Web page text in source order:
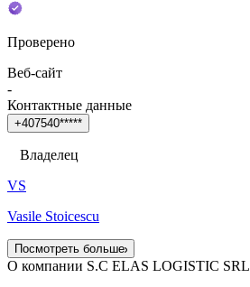
Проверено
Веб-сайт
-
Контактные данные
+407540*****
Владелец
VS
Vasile Stoicescu
Посмотреть больше
О компании S.C ELAS LOGISTIC SRL